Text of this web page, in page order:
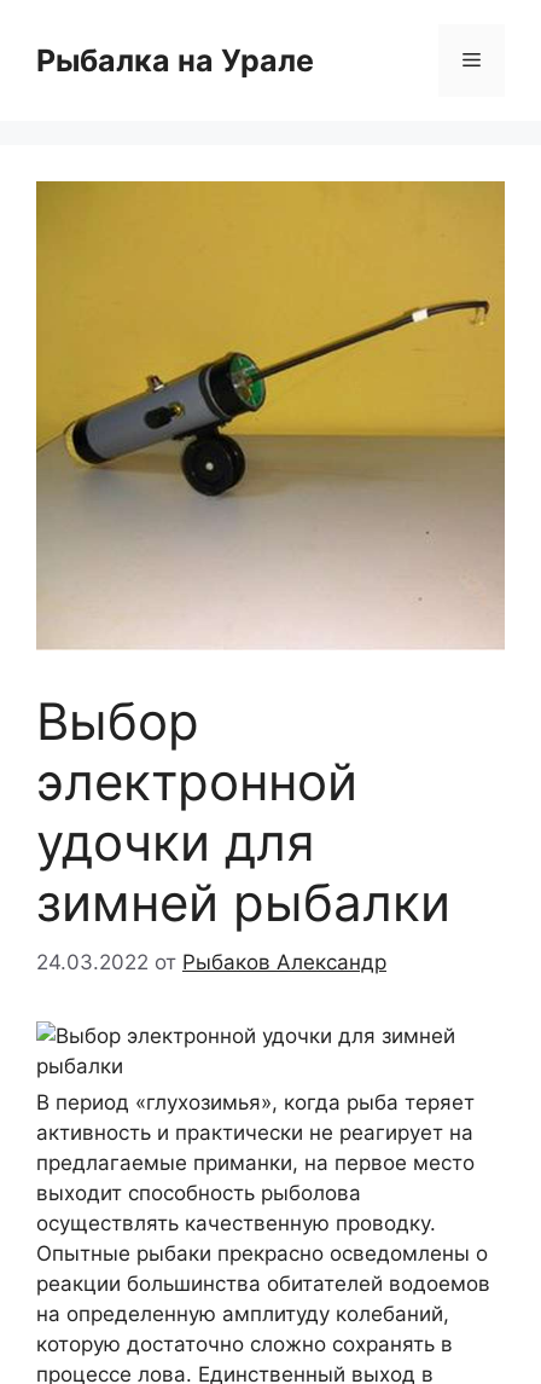
содержимому
Рыбалка на Урале Меню
Выбор
электронной
удочки для
зимней рыбалки
24.03.2022 от Рыбаков Александр
В период «глухозимья», когда рыба теряет
активность и практически не реагирует на
предлагаемые приманки, на первое место
выходит способность рыболова
осуществлять качественную проводку.
Опытные рыбаки прекрасно осведомлены о
реакции большинства обитателей водоемов
на определенную амплитуду колебаний,
которую достаточно сложно сохранять в
процессе лова. Единственный выход в